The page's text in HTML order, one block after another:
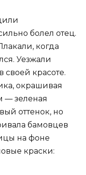
болел отец.
когда
Уезжали
своей красоте.
окрашивая
— зеленая
оттенок, но
бамовцев
на фоне
краски: